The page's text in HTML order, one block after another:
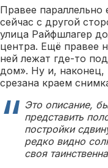
Правее
сейчас с другой
улица Райфшлагер
центра. Ещё правее
ней лежат где-то
дом». Ну и, наконец,
срезана краем
Это описание,
представить
постройки
редко видно
своя